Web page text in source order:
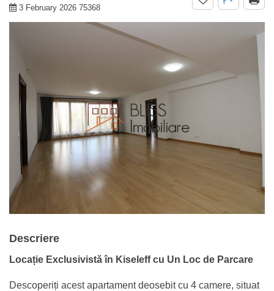
3 February 2026 75368
Descriere
Locație Exclusivistă în Kiseleff cu Un Loc de Parcare
Descoperiți acest apartament deosebit cu 4 camere, situat